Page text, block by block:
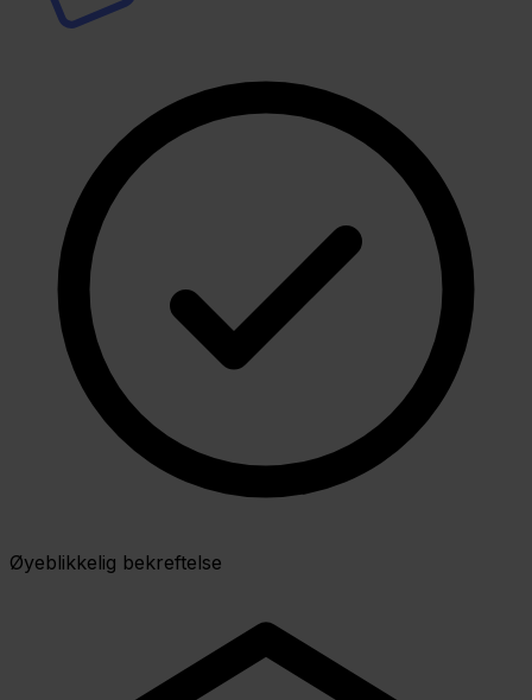
Øyeblikkelig bekreftelse